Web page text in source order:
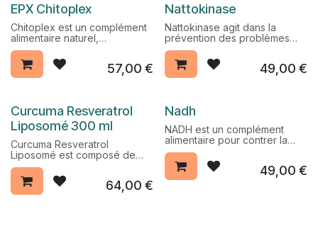
EPX Chitoplex
Chitoplex est un complément
alimentaire naturel,
régénérateur cellulaire qui
améliore la densité osseuse. Il
est un excellent transporteur
de calcium et minéraux.
57,00 €
Pack Promo %
Nattokinase
Nattokinase agit dans la
prévention des problèmes
cardiaques.
Véritable lustrant des artères,
Nattokinase réduit les caillots
existants d’une part, prévient
possède des atouts anti-
athérosclérose.
49,00 €
Pack Promo %
Curcuma Resveratrol
Liposomé 300 ml
Curcuma Resveratrol
Liposomé est composé de
resveratrol qui réduit le risque
cardio-vasculaire en raison
de son action anticholestérol
et fluidifiante. Il exerce
64,00 €
Pack Promo %
Nadh
NADH est un complément
alimentaire pour contrer la
fatigue et stimuler les
performances intellectuelles
et physiques. La NADH est
une coenzyme qui aide à
49,00 €